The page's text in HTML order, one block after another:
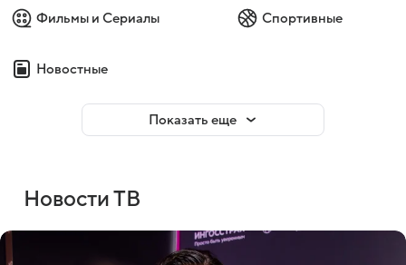
Фильмы и Сериалы Спортивные
Новостные
Показать еще
Новости ТВ